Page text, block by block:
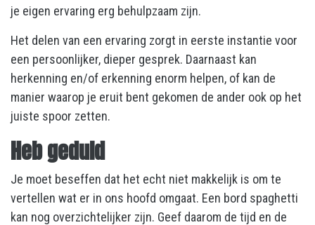
je eigen ervaring erg behulpzaam zijn.
Het delen van een ervaring zorgt in eerste instantie voor
een persoonlijker, dieper gesprek. Daarnaast kan
herkenning en/of erkenning enorm helpen, of kan de
manier waarop je eruit bent gekomen de ander ook op het
juiste spoor zetten.
Heb geduld
Je moet beseffen dat het echt niet makkelijk is om te
vertellen wat er in ons hoofd omgaat. Een bord spaghetti
kan nog overzichtelijker zijn. Geef daarom de tijd en de